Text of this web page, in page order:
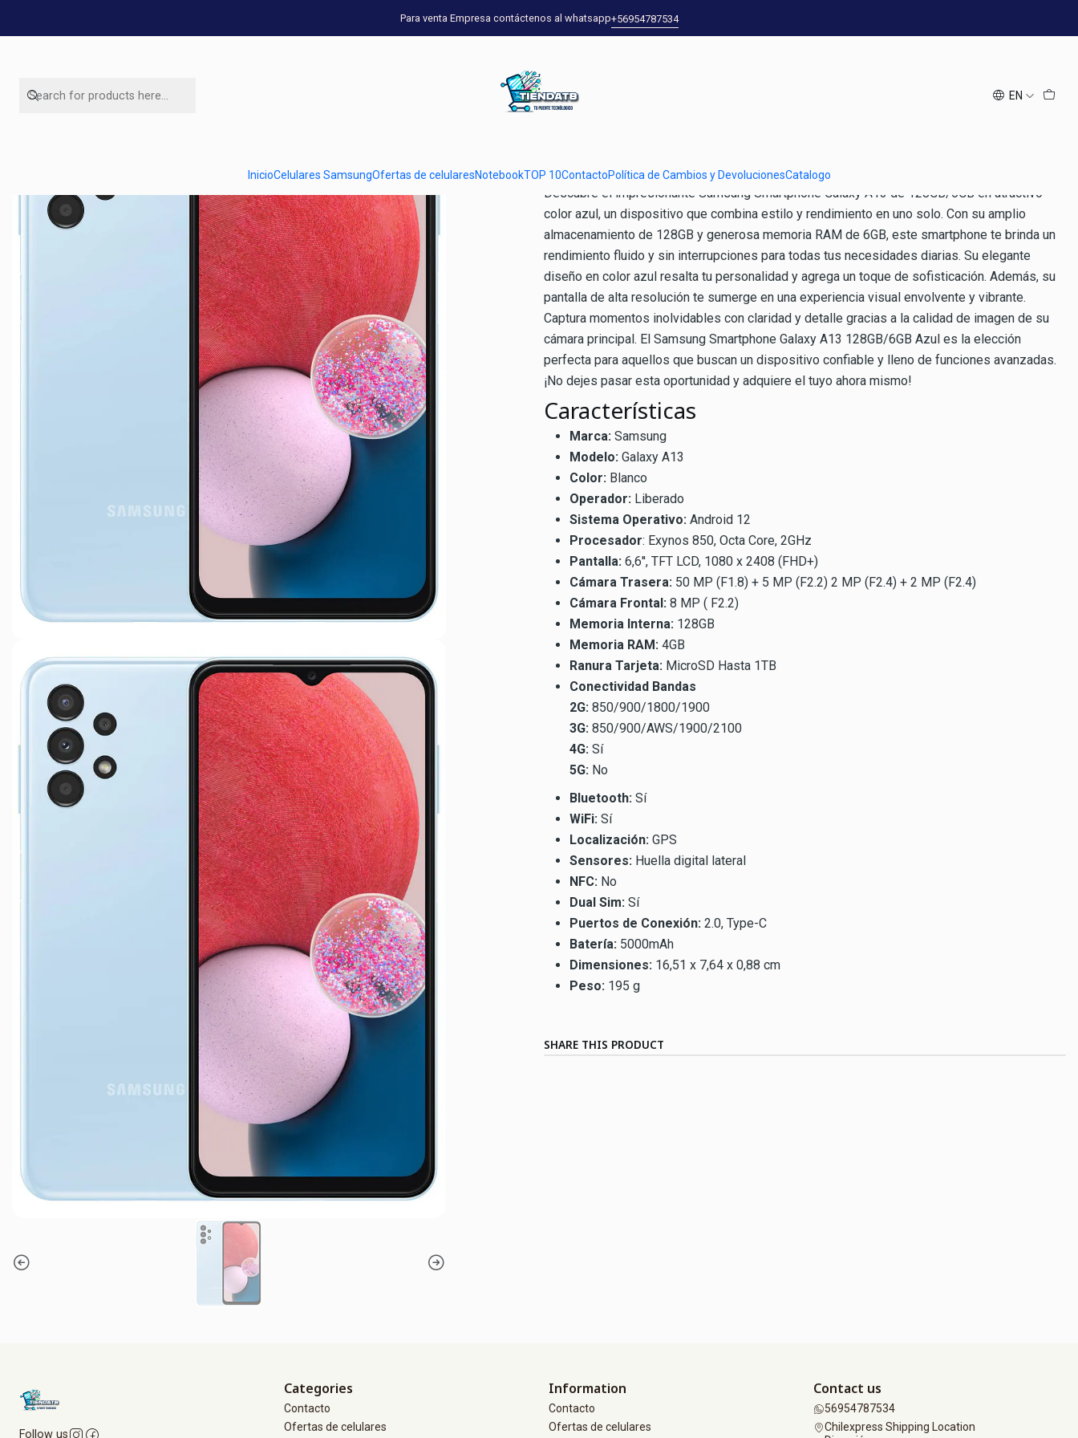
EN
InicioCelulares SamsungOfertas de celularesNotebookTOP 10ContactoPolítica de Cambios y DevolucionesCatalogo
Para venta Empresa contáctenos al whatsapp+56954787534
Home Ofertas de celulares Galaxy A13 128GB Azul
DESCRIPTION
Descubre el impresionante Samsung Smartphone Galaxy A13 de 128GB/6GB en atractivo
color azul, un dispositivo que combina estilo y rendimiento en uno solo. Con su amplio
almacenamiento de 128GB y generosa memoria RAM de 6GB, este smartphone te brinda un
rendimiento fluido y sin interrupciones para todas tus necesidades diarias. Su elegante
diseño en color azul resalta tu personalidad y agrega un toque de sofisticación. Además, su
pantalla de alta resolución te sumerge en una experiencia visual envolvente y vibrante.
Captura momentos inolvidables con claridad y detalle gracias a la calidad de imagen de su
cámara principal. El Samsung Smartphone Galaxy A13 128GB/6GB Azul es la elección
perfecta para aquellos que buscan un dispositivo confiable y lleno de funciones avanzadas.
¡No dejes pasar esta oportunidad y adquiere el tuyo ahora mismo!
Características
Marca: Samsung
Modelo: Galaxy A13
Color: Blanco
Operador: Liberado
Sistema Operativo: Android 12
Procesador: Exynos 850, Octa Core, 2GHz
Pantalla: 6,6'', TFT LCD, 1080 x 2408 (FHD+)
Cámara Trasera: 50 MP (F1.8) + 5 MP (F2.2) 2 MP (F2.4) + 2 MP (F2.4)
Cámara Frontal: 8 MP ( F2.2)
Memoria Interna: 128GB
Memoria RAM: 4GB
Ranura Tarjeta: MicroSD Hasta 1TB
Conectividad Bandas
2G: 850/900/1800/1900
3G: 850/900/AWS/1900/2100
4G: Sí
5G: No
Bluetooth: Sí
WiFi: Sí
Localización: GPS
Sensores: Huella digital lateral
NFC: No
Dual Sim: Sí
Puertos de Conexión: 2.0, Type-C
Batería: 5000mAh
Dimensiones: 16,51 x 7,64 x 0,88 cm
Peso: 195 g
SHARE THIS PRODUCT
Follow us
Categories
Contacto
Ofertas de celulares
Information
Contacto
Ofertas de celulares
Contact us
56954787534
Chilexpress Shipping Location